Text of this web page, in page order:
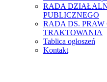
RADA
PUBLICZNEGO
RADA DS.
TRAKTOWANIA
Tablica ogłoszeń
Kontakt